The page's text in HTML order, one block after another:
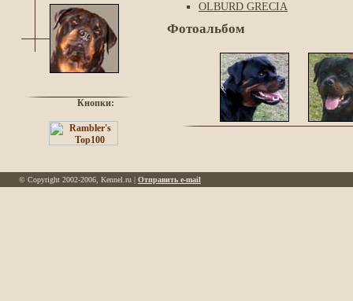
Кнопки:
OLBURD GRECIA
Фотоальбом
© Copyright 2002-2006, Kennel.ru | Отправить e-mail